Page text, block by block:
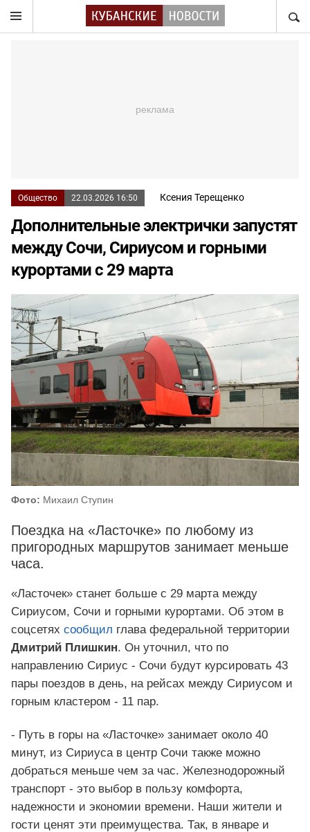
Общество 22.03.2026 16:50 Ксения Терещенко
Дополнительные электрички запустят
между Сочи, Сириусом и горными
курортами с 29 марта
Фото: Михаил Ступин
Поездка на «Ласточке» по любому из
пригородных маршрутов занимает меньше
часа.
«Ласточек» станет больше с 29 марта между
Сириусом, Сочи и горными курортами. Об этом в
соцсетях сообщил глава федеральной территории
Дмитрий Плишкин. Он уточнил, что по
направлению Сириус - Сочи будут курсировать 43
пары поездов в день, на рейсах между Сириусом и
горным кластером - 11 пар.
- Путь в горы на «Ласточке» занимает около 40
минут, из Сириуса в центр Сочи также можно
добраться меньше чем за час. Железнодорожный
транспорт - это выбор в пользу комфорта,
надежности и экономии времени. Наши жители и
гости ценят эти преимущества. Так, в январе и